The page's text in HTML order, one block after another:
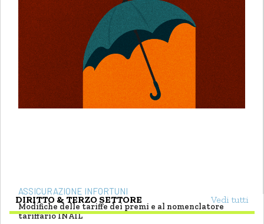
Elena Mezzanotte
ASSICURAZIONE INFORTUNI
Modifiche delle tariffe dei premi e al nomenclatore
tariffario INAIL
DIRITTO & TERZO SETTORE Vedi tutti